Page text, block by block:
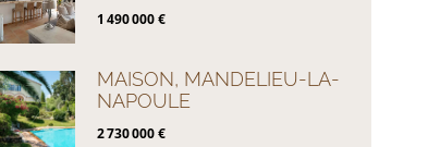
1 490 000 €
MAISON, MANDELIEU-LA-
NAPOULE
2 730 000 €